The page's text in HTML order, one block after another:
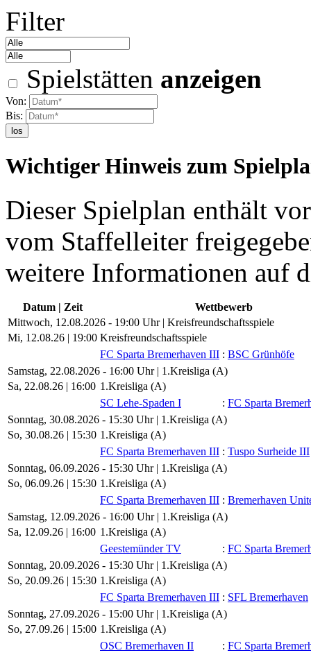
Filter
Spielstätten anzeigen
Von:
Bis:
los
Wichtiger Hinweis zum
Dieser Spielplan enthält
vom Staffelleiter
weitere Informationen auf
Datum | Zeit
Wettbewerb
Mittwoch, 12.08.2026 - 19:00 Uhr | Kreisfreundschaftsspiele
Mi, 12.08.26 | 19:00 Kreisfreundschaftsspiele
FC Sparta Bremerhaven III : BSC Grünhöfe
Samstag, 22.08.2026 - 16:00 Uhr | 1.Kreisliga (A)
Sa, 22.08.26 | 16:00 1.Kreisliga (A)
SC Lehe-Spaden I
: FC Sparta
Sonntag, 30.08.2026 - 15:30 Uhr | 1.Kreisliga (A)
So, 30.08.26 | 15:30 1.Kreisliga (A)
FC Sparta Bremerhaven III : Tuspo Surheide III
Sonntag, 06.09.2026 - 15:30 Uhr | 1.Kreisliga (A)
So, 06.09.26 | 15:30 1.Kreisliga (A)
FC Sparta Bremerhaven III : Bremerhaven
Samstag, 12.09.2026 - 16:00 Uhr | 1.Kreisliga (A)
Sa, 12.09.26 | 16:00 1.Kreisliga (A)
Geestemünder TV
: FC Sparta
Sonntag, 20.09.2026 - 15:30 Uhr | 1.Kreisliga (A)
So, 20.09.26 | 15:30 1.Kreisliga (A)
FC Sparta Bremerhaven III : SFL Bremerhaven
Sonntag, 27.09.2026 - 15:00 Uhr | 1.Kreisliga (A)
So, 27.09.26 | 15:00 1.Kreisliga (A)
OSC Bremerhaven II
: FC Sparta